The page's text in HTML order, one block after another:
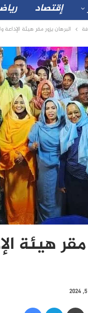
إقتصاد
البرهان يزور مقر هيئة
مقر هيئة